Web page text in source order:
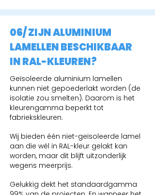
06/ ZIJN ALUMINIUM
LAMELLEN BESCHIKBAAR
IN RAL-KLEUREN?
Geïsoleerde aluminium lamellen
kunnen niet gepoederlakt worden (de
isolatie zou smelten). Daarom is het
kleurengamma beperkt tot
fabriekskleuren.
Wij bieden één niet-geïsoleerde lamel
aan die wél in RAL-kleur gelakt kan
worden, maar dit blijft uitzonderlijk
wegens meerprijs.
Gelukkig dekt het standaardgamma